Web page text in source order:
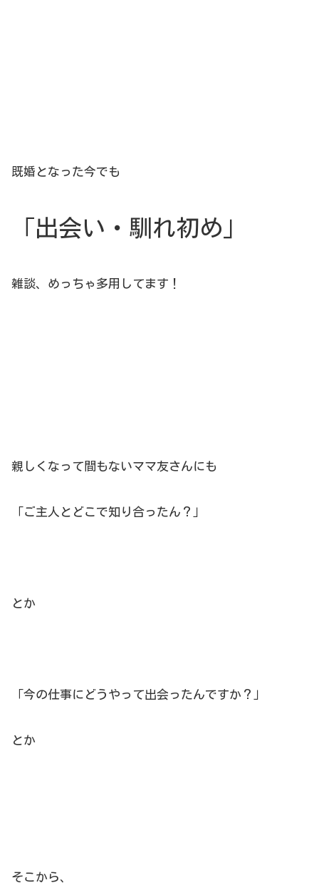
既婚となった今でも
「出会い・馴れ初め」
雑談、めっちゃ多用してます！
親しくなって間もないママ友さんにも
「ご主人とどこで知り合ったん？」
とか
「今の仕事にどうやって出会ったんですか？」
とか
そこから、